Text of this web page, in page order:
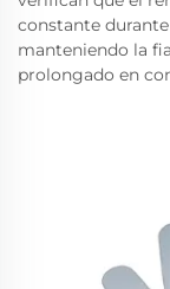
constante
manteniendo la
prolongado en